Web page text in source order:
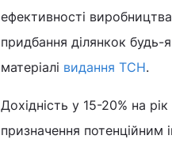
ефективності
придбання ділянкок
матеріалі видання ТСН.
Дохідність у 15-20% на
призначення потенційним